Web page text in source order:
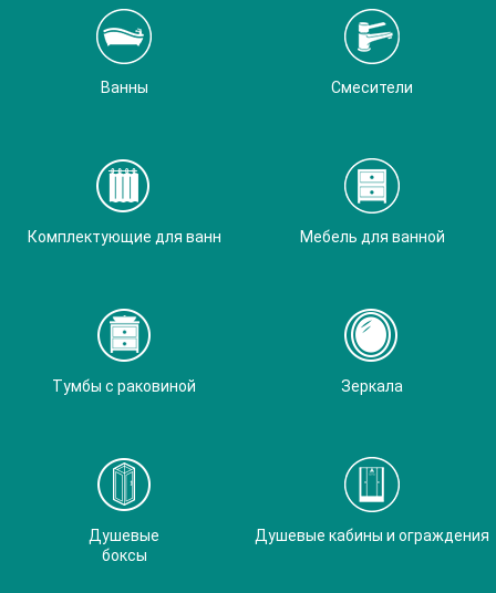
Ванны Смесители
Комплектующие для ванн Мебель для ванной
Тумбы с раковиной Зеркала
Душевые
боксы
Душевые кабины и ограждения